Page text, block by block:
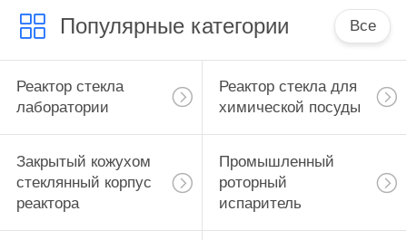
Популярные категории Все
Реактор стекла
лаборатории
Реактор стекла для
химической посуды
Закрытый кожухом
стеклянный корпус
реактора
Промышленный
роторный
испаритель